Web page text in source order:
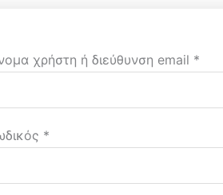
χρήστη ή διεύθυνση email *
*